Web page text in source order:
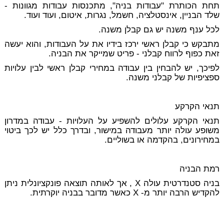
תחת הכותרת "עבודות בניה", מתכנסות עבודות מגוונות -
שלד הבניין, אינסטלציה, חשמל, נגרות, איטום, ועוד ועוד.
לכל ענף משנה יש גם קבלן משנה.
מתבקש כי קבלן ראשי ירכז בידיו את על העבודות, והוא יעשה
זאת כפוף לרווח קבלני - פריט שמייקר את הבניה.
לפיכך, יש להבחין בין עבודה במחירי קבלן ראשי לבין עלויות
ספציפיות של קבלני משנה.
תנאי הקרקע
תנאי הקרקע עלולים להשפיע על העלויות - עבודה במדרון
משופע עולה יותר מעבודה במישור, ובדרך כלל יש לכך ביטוי
במחירונים, בהקדמה או בשוליים.
רמת הבניה
בניה סטנדרטית עולה X , אך לאותה תוצאה פונקציונלית ניתן
להקדיש הרבה יותר מ- X כאשר מדובר בבניה יוקרתית.